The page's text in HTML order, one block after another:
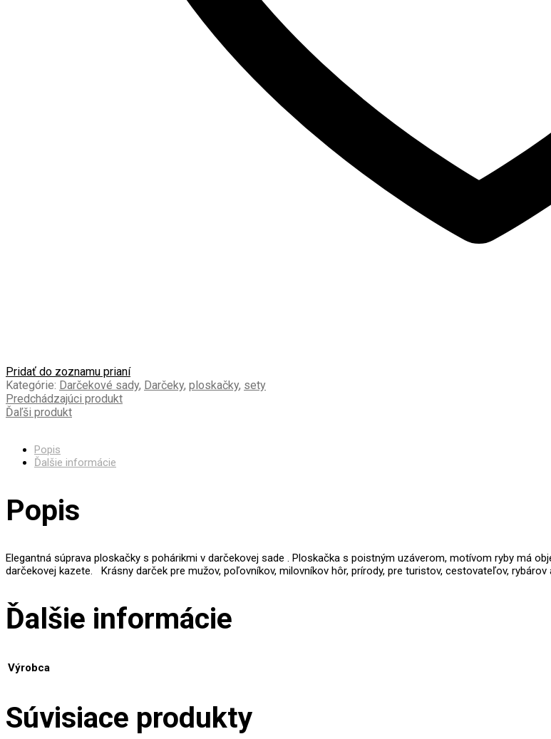
Pridať do zoznamu prianí
Kategórie: Darčekové sady, Darčeky, ploskačky, sety
Predchádzajúci produkt
Ďaľši produkt
Popis
Ďalšie informácie
Popis
Elegantná súprava ploskačky s pohárikmi v darčekovej sade . Ploskačka s poistným uzáverom, motívom ryby má
darčekovej kazete. Krásny darček pre mužov, poľovníkov, milovníkov hôr, prírody, pre turistov, cestovateľov, rybárov
Ďalšie informácie
Výrobca
Súvisiace produkty